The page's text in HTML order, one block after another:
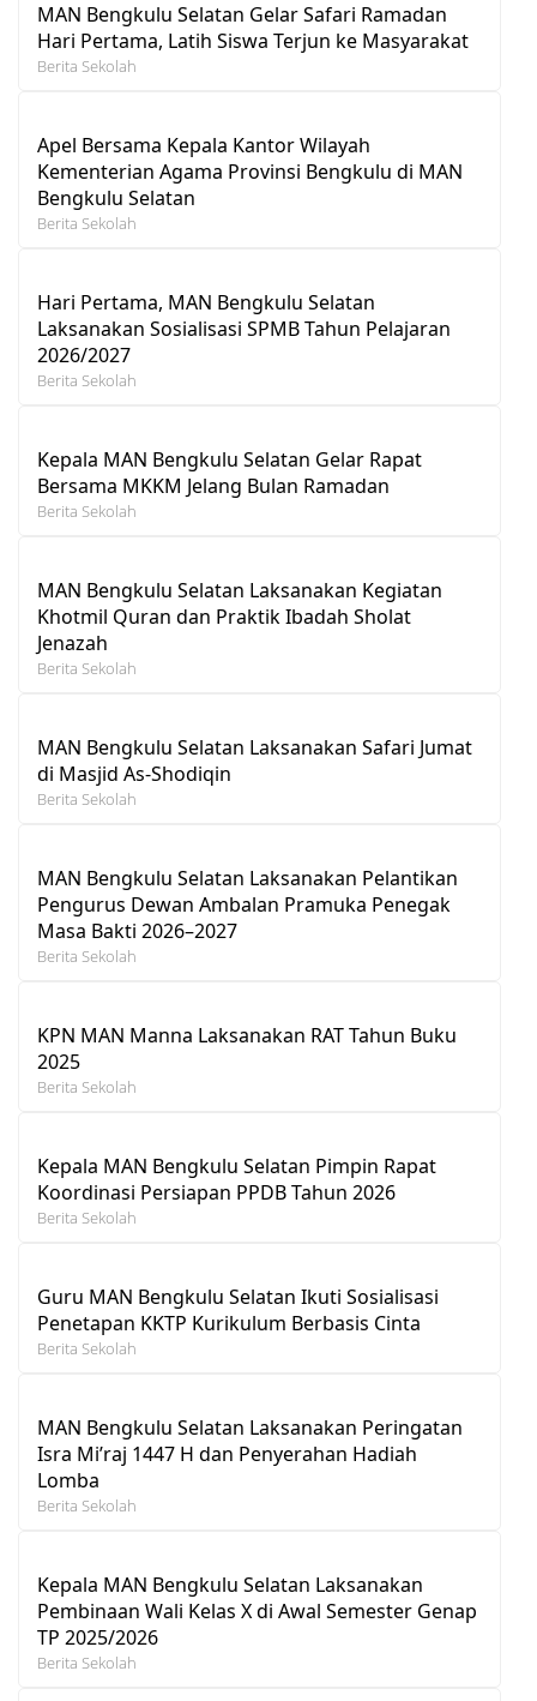
MAN Bengkulu Selatan Gelar Safari Ramadan
Hari Pertama, Latih Siswa Terjun ke Masyarakat
Berita Sekolah
Apel Bersama Kepala Kantor Wilayah
Kementerian Agama Provinsi Bengkulu di MAN
Bengkulu Selatan
Berita Sekolah
Hari Pertama, MAN Bengkulu Selatan
Laksanakan Sosialisasi SPMB Tahun Pelajaran
2026/2027
Berita Sekolah
Kepala MAN Bengkulu Selatan Gelar Rapat
Bersama MKKM Jelang Bulan Ramadan
Berita Sekolah
MAN Bengkulu Selatan Laksanakan Kegiatan
Khotmil Quran dan Praktik Ibadah Sholat
Jenazah
Berita Sekolah
MAN Bengkulu Selatan Laksanakan Safari Jumat
di Masjid As-Shodiqin
Berita Sekolah
MAN Bengkulu Selatan Laksanakan Pelantikan
Pengurus Dewan Ambalan Pramuka Penegak
Masa Bakti 2026–2027
Berita Sekolah
KPN MAN Manna Laksanakan RAT Tahun Buku
2025
Berita Sekolah
Kepala MAN Bengkulu Selatan Pimpin Rapat
Koordinasi Persiapan PPDB Tahun 2026
Berita Sekolah
Guru MAN Bengkulu Selatan Ikuti Sosialisasi
Penetapan KKTP Kurikulum Berbasis Cinta
Berita Sekolah
MAN Bengkulu Selatan Laksanakan Peringatan
Isra Mi’raj 1447 H dan Penyerahan Hadiah
Lomba
Berita Sekolah
Kepala MAN Bengkulu Selatan Laksanakan
Pembinaan Wali Kelas X di Awal Semester Genap
TP 2025/2026
Berita Sekolah